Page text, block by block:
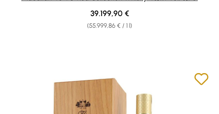
(55.999,86 € / 1 l)
Regular price:
39.199,90 €